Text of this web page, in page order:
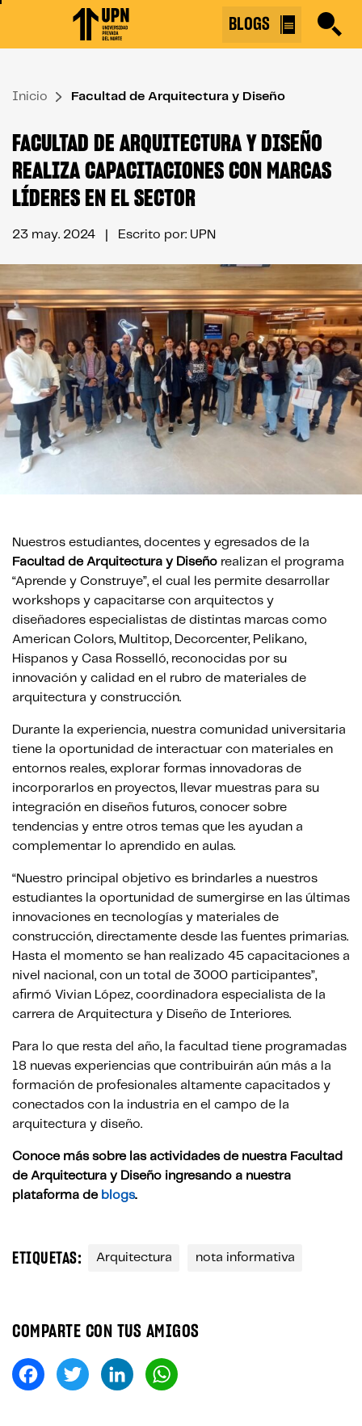
↷
BLOGS
Inicio Facultad de Arquitectura y Diseño
FACULTAD DE ARQUITECTURA Y DISEÑO
REALIZA CAPACITACIONES CON MARCAS
LÍDERES EN EL SECTOR
23 may. 2024 | Escrito por: UPN
Nuestros estudiantes, docentes y egresados de la
Facultad de Arquitectura y Diseño realizan el programa
“Aprende y Construye”, el cual les permite desarrollar
workshops y capacitarse con arquitectos y
diseñadores especialistas de distintas marcas como
American Colors, Multitop, Decorcenter, Pelikano,
Hispanos y Casa Rosselló, reconocidas por su
innovación y calidad en el rubro de materiales de
arquitectura y construcción.
Durante la experiencia, nuestra comunidad universitaria
tiene la oportunidad de interactuar con materiales en
entornos reales, explorar formas innovadoras de
incorporarlos en proyectos, llevar muestras para su
integración en diseños futuros, conocer sobre
tendencias y entre otros temas que les ayudan a
complementar lo aprendido en aulas.
“Nuestro principal objetivo es brindarles a nuestros
estudiantes la oportunidad de sumergirse en las últimas
innovaciones en tecnologías y materiales de
construcción, directamente desde las fuentes primarias.
Hasta el momento se han realizado 45 capacitaciones a
nivel nacional, con un total de 3000 participantes”,
afirmó Vivian López, coordinadora especialista de la
carrera de Arquitectura y Diseño de Interiores.
Para lo que resta del año, la facultad tiene programadas
18 nuevas experiencias que contribuirán aún más a la
formación de profesionales altamente capacitados y
conectados con la industria en el campo de la
arquitectura y diseño.
Conoce más sobre las actividades de nuestra Facultad
de Arquitectura y Diseño ingresando a nuestra
plataforma de blogs.
ETIQUETAS: Arquitectura nota informativa
COMPARTE CON TUS AMIGOS
Fa
ce
T
wi
Li
nk